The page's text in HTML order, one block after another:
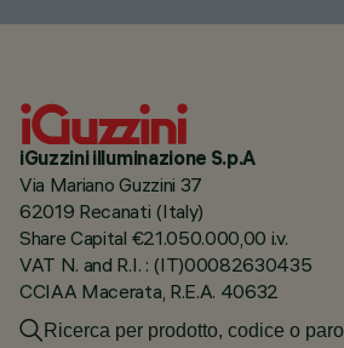
iGuzzini illuminazione S.p.A
Via Mariano Guzzini 37
62019 Recanati (Italy)
Share Capital €21.050.000,00 i.v.
VAT N. and R.I. : (IT)00082630435
CCIAA Macerata, R.E.A. 40632